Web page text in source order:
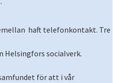
haft telefonkontakt. Tre
Helsingfors socialverk.
för att i vår